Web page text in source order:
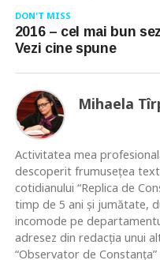
DON'T MISS
2016 – cel mai bun
Vezi cine spune
Mihaela
Activitatea mea
descoperit frumusețea
cotidianului “Replica de
timp de 5 ani și jumătate,
incomode pe
adresez din redacția unui
“Observator de